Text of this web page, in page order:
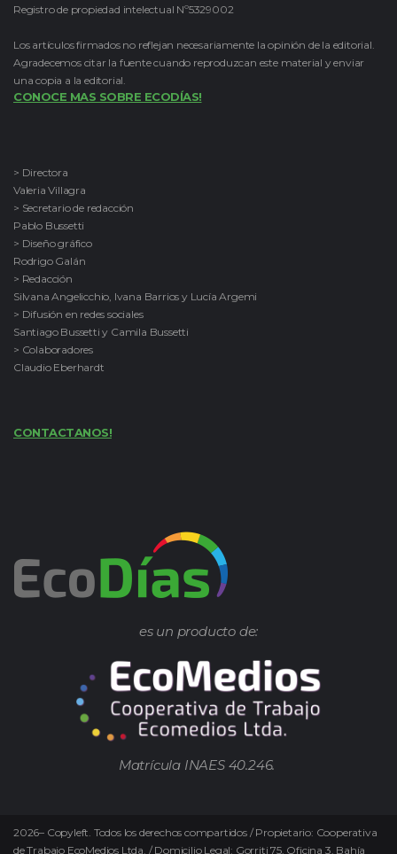
Registro de propiedad intelectual Nº5329002
Los artículos firmados no reflejan necesariamente la opinión de la editorial.
Agradecemos citar la fuente cuando reproduzcan este material y enviar
una copia a la editorial.
CONOCE MAS SOBRE ECODÍAS!
> Directora
Valeria Villagra
> Secretario de redacción
Pablo Bussetti
> Diseño gráfico
Rodrigo Galán
> Redacción
Silvana Angelicchio, Ivana Barrios y Lucía Argemi
> Difusión en redes sociales
Santiago Bussetti y Camila Bussetti
> Colaboradores
Claudio Eberhardt
CONTACTANOS!
es un producto de:
Matrícula INAES 40.246.
2026– Copyleft. Todos los derechos compartidos / Propietario: Cooperativa
de Trabajo EcoMedios Ltda. / Domicilio Legal: Gorriti 75. Oficina 3. Bahía